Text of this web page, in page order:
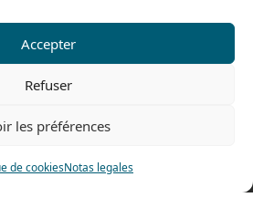
Accepter
Refuser
les préférences
de cookiesNotas legales